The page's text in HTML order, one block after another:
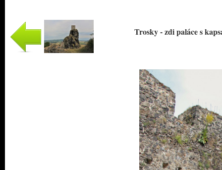
Trosky - zdi paláce s